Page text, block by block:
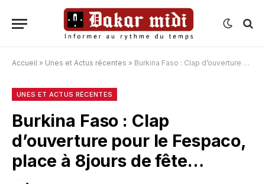
Accueil » Unes et Actus récentes » Burkina Faso : Clap d’ouverture pour le Fespaco, place à 8jours de fête…
UNES ET ACTUS RÉCENTES
Burkina Faso : Clap
d’ouverture pour le Fespaco,
place à 8jours de fête…